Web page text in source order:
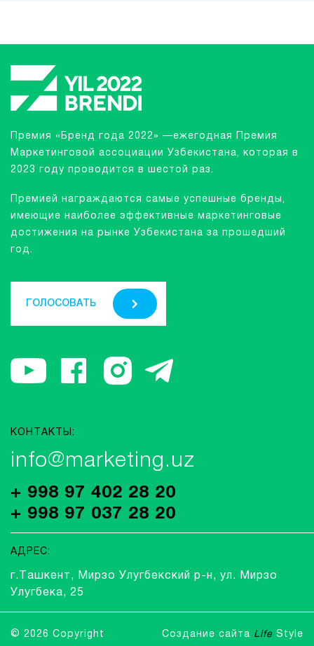
Премия «Бренд года 2022» —ежегодная Премия
Маркетинговой ассоциации Узбекистана, которая в
2023 году проводится в шестой раз.
Премией награждаются самые успешные бренды,
имеющие наиболее эффективные маркетинговые
достижения на рынке Узбекистана за прошедший
год.
ГОЛОСОВАТЬ
КОНТАКТЫ:
info@marketing.uz
+ 998 97 402 28 20
+ 998 97 037 28 20
АДРЕС:
г.Ташкент, Мирзо Улугбекский р-н, ул. Мирзо
Улугбека, 25
© 2026 Copyright Создание сайта Life Style